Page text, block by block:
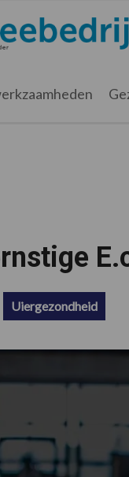
Uiergezondheid